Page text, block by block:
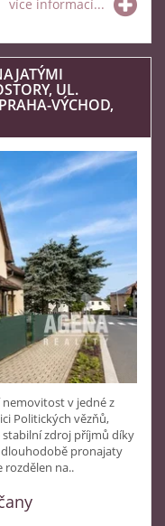
více informací...
UL.
VÝCHOD,
v jedné z
Politických vězňů,
zdroj příjmů díky
pronajaty
rozdělen na..